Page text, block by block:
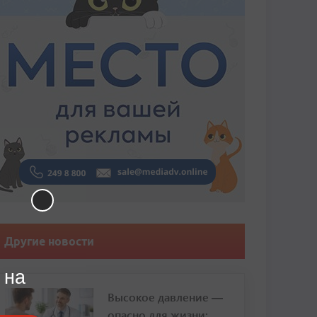
Другие новости
Высокое давление —